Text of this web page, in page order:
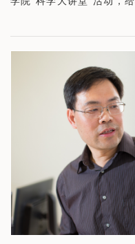
Scientific Computing”(深
座由统计与数据科学系邵启
用英文表述，为保证专业术